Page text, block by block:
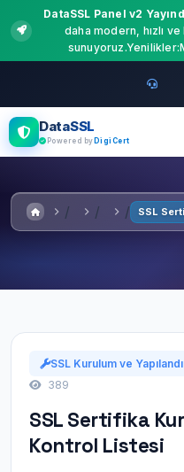
DataSSL Panel v2
daha modern, hızlı
DataSSL
Powered by DigiCert
SSL Kurulum ve
389
SSL Sertifika
Kontrol Listesi